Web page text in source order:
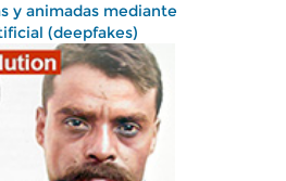
y animadas mediante
(deepfakes)